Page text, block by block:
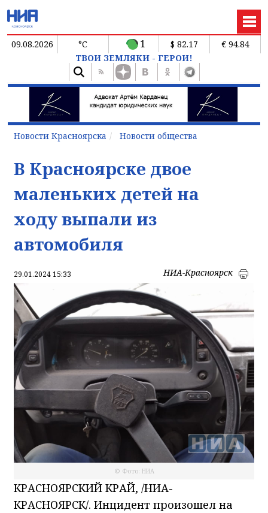
09.08.2026 °C 1 $ 82.17
€ 94.84
ТВОИ ЗЕМЛЯКИ - ГЕРОИ!
Новости Красноярска Новости общества
В Красноярске двое
маленьких детей на
ходу выпали из
автомобиля
29.01.2024 15:33 НИА-Красноярск
© Фото: НИА
КРАСНОЯРСКИЙ КРАЙ, /НИА-
КРАСНОЯРСК/. Инцидент произошел на